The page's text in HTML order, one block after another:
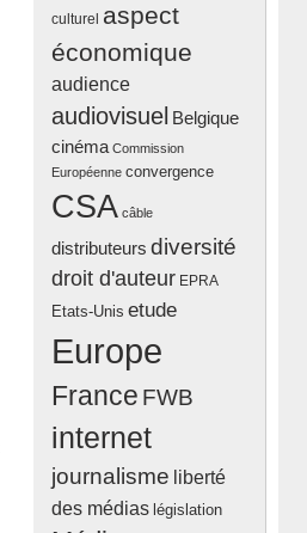
culturel aspect
économique
audience
audiovisuel Belgique
cinéma Commission
Européenne convergence
CSA câble
distributeurs diversité
droit d'auteur EPRA
Etats-Unis etude
Europe
France FWB
internet
journalisme liberté
des médias législation